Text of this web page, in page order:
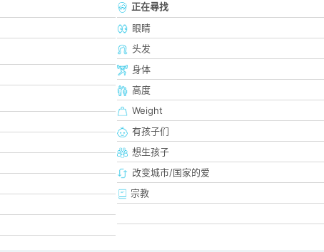
正在尋找
眼睛
头发
身体
高度
Weight
有孩子们
想生孩子
改变城市/国家的爱
宗教